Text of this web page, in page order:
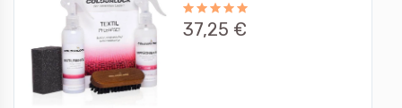
37,25 €